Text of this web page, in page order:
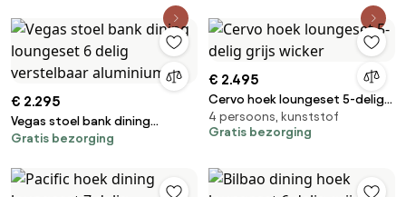
€ 2.295
Vegas stoel bank dining
loungeset 6 delig verstelbaar
Gratis bezorging
€ 2.495
Cervo hoek loungeset 5-delig
grijs wicker
4 persoons, kunststof
Gratis bezorging